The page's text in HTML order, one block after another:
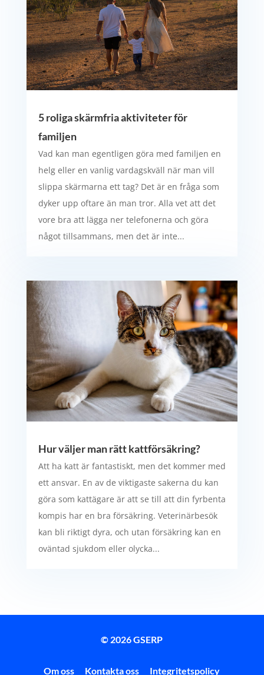
5 roliga skärmfria aktiviteter för
familjen
Vad kan man egentligen göra med familjen en
helg eller en vanlig vardagskväll när man vill
slippa skärmarna ett tag? Det är en fråga som
dyker upp oftare än man tror. Alla vet att det
vore bra att lägga ner telefonerna och göra
något tillsammans, men det är inte...
Hur väljer man rätt kattförsäkring?
Att ha katt är fantastiskt, men det kommer med
ett ansvar. En av de viktigaste sakerna du kan
göra som kattägare är att se till att din fyrbenta
kompis har en bra försäkring. Veterinärbesök
kan bli riktigt dyra, och utan försäkring kan en
oväntad sjukdom eller olycka...
© 2026 GSERP
Om oss Kontakta oss Integritetspolicy